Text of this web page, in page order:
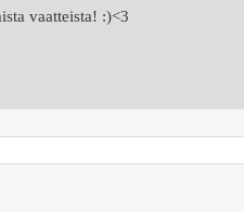
vaatteista! :)<3